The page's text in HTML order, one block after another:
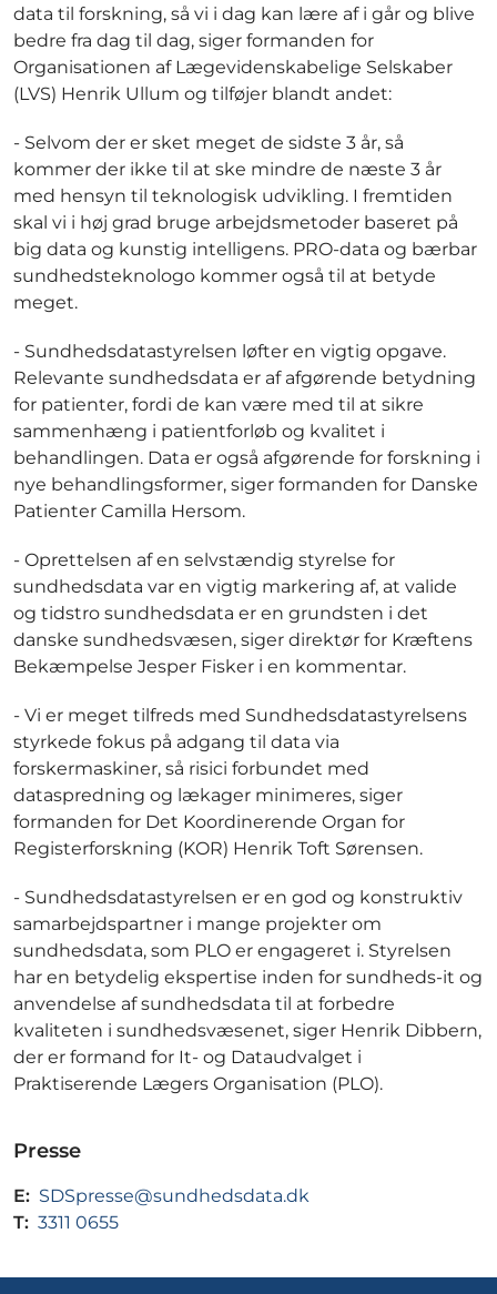
data til forskning, så vi i dag kan lære af i går og blive
bedre fra dag til dag, siger formanden for
Organisationen af Lægevidenskabelige Selskaber
(LVS) Henrik Ullum og tilføjer blandt andet:
- Selvom der er sket meget de sidste 3 år, så
kommer der ikke til at ske mindre de næste 3 år
med hensyn til teknologisk udvikling. I fremtiden
skal vi i høj grad bruge arbejdsmetoder baseret på
big data og kunstig intelligens. PRO-data og bærbar
sundhedsteknologo kommer også til at betyde
meget.
- Sundhedsdatastyrelsen løfter en vigtig opgave.
Relevante sundhedsdata er af afgørende betydning
for patienter, fordi de kan være med til at sikre
sammenhæng i patientforløb og kvalitet i
behandlingen. Data er også afgørende for forskning i
nye behandlingsformer, siger formanden for Danske
Patienter Camilla Hersom.
- Oprettelsen af en selvstændig styrelse for
sundhedsdata var en vigtig markering af, at valide
og tidstro sundhedsdata er en grundsten i det
danske sundhedsvæsen, siger direktør for Kræftens
Bekæmpelse Jesper Fisker i en kommentar.
- Vi er meget tilfreds med Sundhedsdatastyrelsens
styrkede fokus på adgang til data via
forskermaskiner, så risici forbundet med
dataspredning og lækager minimeres, siger
formanden for Det Koordinerende Organ for
Registerforskning (KOR) Henrik Toft Sørensen.
- Sundhedsdatastyrelsen er en god og konstruktiv
samarbejdspartner i mange projekter om
sundhedsdata, som PLO er engageret i. Styrelsen
har en betydelig ekspertise inden for sundheds-it og
anvendelse af sundhedsdata til at forbedre
kvaliteten i sundhedsvæsenet, siger Henrik Dibbern,
der er formand for It- og Dataudvalget i
Praktiserende Lægers Organisation (PLO).
Presse
E: SDSpresse@sundhedsdata.dk
T: 3311 0655